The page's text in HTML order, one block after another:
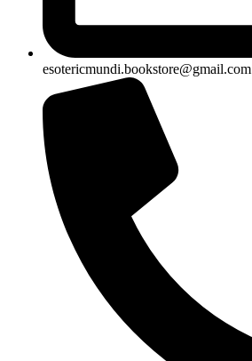
esotericmundi.bookstore@gmail.com